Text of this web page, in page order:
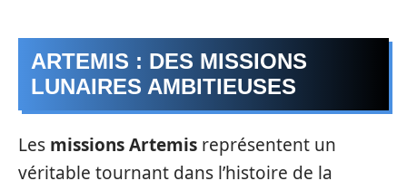
ARTEMIS : DES MISSIONS
LUNAIRES AMBITIEUSES
Les missions Artemis représentent un
véritable tournant dans l’histoire de la